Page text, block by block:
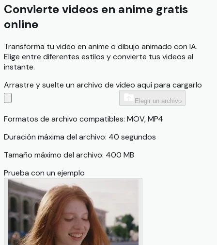
Convierte videos en anime gratis
online
Transforma tu video en anime o dibujo animado con IA.
Elige entre diferentes estilos y convierte tus videos al
instante.
Arrastre y suelte un archivo de video aquí para cargarlo
Elegir un archivo
Formatos de archivo compatibles: MOV, MP4
Duración máxima del archivo: 40 segundos
Tamaño máximo del archivo: 400 MB
Prueba con un ejemplo